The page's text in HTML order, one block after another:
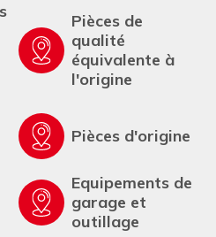
Pièces de
qualité
équivalente à
l'origine
Pièces d'origine
Equipements de
garage et
outillage